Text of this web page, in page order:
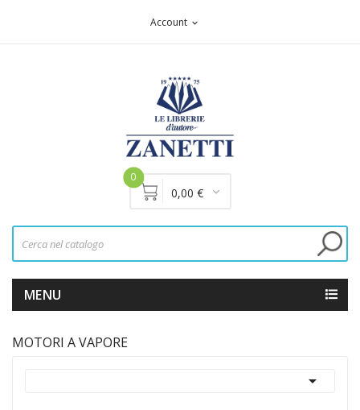
Account expand_more
0
0,00 €
MENU
MOTORI A VAPORE
